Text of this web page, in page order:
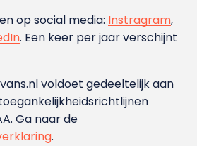
op social media: Instragram,
. Een keer per jaar verschijnt
voldoet gedeeltelijk aan
Ga naar de
.